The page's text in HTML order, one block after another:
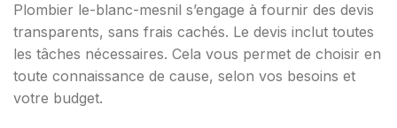
Plombier le-blanc-mesnil s’engage à fournir des devis
transparents, sans frais cachés. Le devis inclut toutes
les tâches nécessaires. Cela vous permet de choisir en
toute connaissance de cause, selon vos besoins et
votre budget.